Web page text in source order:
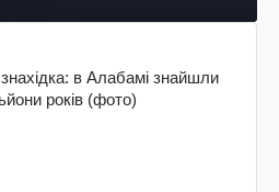
в Алабамі знайшли
років (фото)